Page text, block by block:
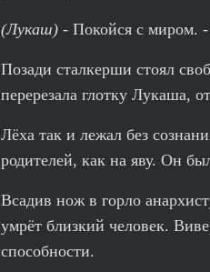
(Лукаш) - Покойся с миром.
Позади сталкерши стоял
перерезала глотку Лукаша,
Лёха так и лежал без
родителей, как на яву. Он
Всадив нож в горло
умрёт близкий человек.
способности.